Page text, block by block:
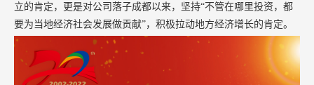
立的肯定，更是对公司落子成都以来，坚持“不管在哪里投资，都
要为当地经济社会发展做贡献”，积极拉动地方经济增长的肯定。